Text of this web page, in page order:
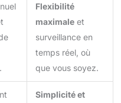
Par Tous Les
Qu’il pleuve ou
gardez
le contrôle !
porte de poulailler
d’un écran
aux
avec une
Flexibilité
maximale et
surveillance en
temps réel, où
que vous soyez.
Simplicité et